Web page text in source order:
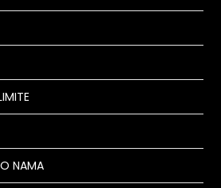
NAMA